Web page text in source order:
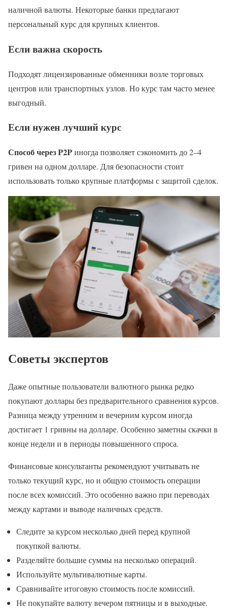
наличной валюты. Некоторые банки предлагают
персональный курс для крупных клиентов.
Если важна скорость
Подходят лицензированные обменники возле торговых
центров или транспортных узлов. Но курс там часто менее
выгодный.
Если нужен лучший курс
Способ через P2Pиногда позволяет сэкономить до 2–4
гривен на одном долларе. Для безопасности стоит
использовать только крупные платформы с защитой сделок.
Советы экспертов
Даже опытные пользователи валютного рынка редко
покупают доллары без предварительного сравнения курсов.
Разница между утренним и вечерним курсом иногда
достигает 1 гривны на долларе. Особенно заметны скачки в
конце недели и в периоды повышенного спроса.
Финансовые консультанты рекомендуют учитывать не
только текущий курс, но и общую стоимость операции
после всех комиссий. Это особенно важно при переводах
между картами и выводе наличных средств.
Следите за курсом несколько дней перед крупной
покупкой валюты.
Разделяйте большие суммы на несколько операций.
Используйте мультивалютные карты.
Сравнивайте итоговую стоимость после комиссий.
Не покупайте валюту вечером пятницы и в выходные.